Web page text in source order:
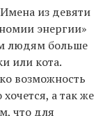
из девяти
энергии»
людям больше
или кота.
возможность
а так же
что для